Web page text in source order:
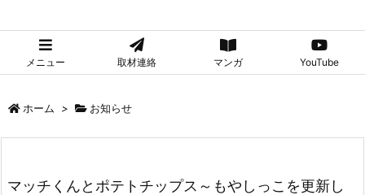
メニュー 取材連絡 マンガ YouTube
ホーム > お知らせ
マッチくんとポテトチップス～もやしっこを更新し